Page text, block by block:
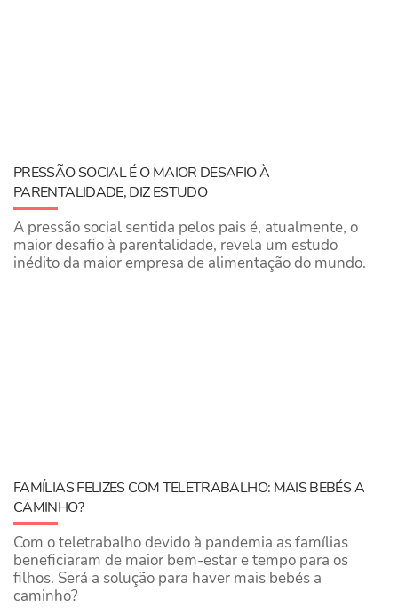
PRESSÃO SOCIAL É O MAIOR DESAFIO À
PARENTALIDADE, DIZ ESTUDO
A pressão social sentida pelos pais é, atualmente, o
maior desafio à parentalidade, revela um estudo
inédito da maior empresa de alimentação do mundo.
FAMÍLIAS FELIZES COM TELETRABALHO: MAIS BEBÉS A
CAMINHO?
Com o teletrabalho devido à pandemia as famílias
beneficiaram de maior bem-estar e tempo para os
filhos. Será a solução para haver mais bebés a
caminho?